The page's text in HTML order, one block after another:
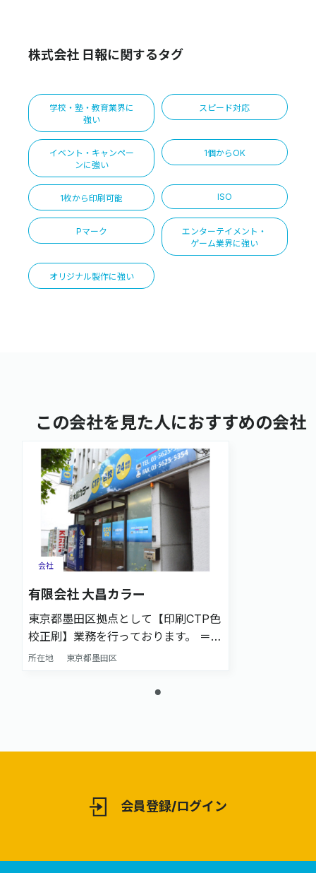
株式会社 日報に関するタグ
学校・塾・教育業界に
強い
スピード対応
イベント・キャンペー
ンに強い
1個からOK
1枚から印刷可能 ISO
Pマーク
エンターテイメント・
ゲーム業界に強い
オリジナル製作に強い
この会社を見た人におすすめの会社
有限会社 大昌カラー
東京都墨田区拠点として【印刷CTP色
校正刷】業務を行っております。 ＝＝
☆24時間対応可能！（日祝除く）
ッティングプロッター保有。校正サン
を柔軟に組み合わせながら邁進してお
所在地 東京都墨田区
会社
会員登録/ログイン